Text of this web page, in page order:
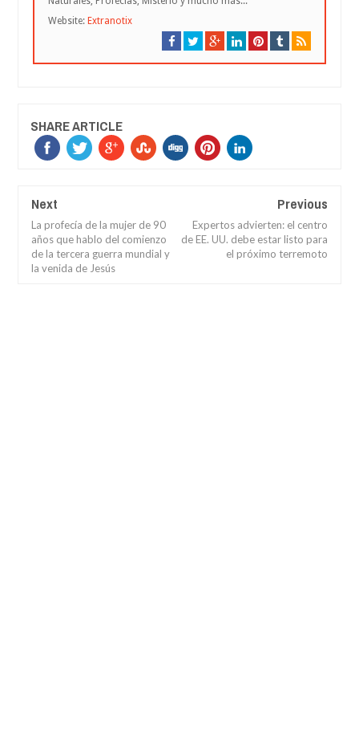
Website: Extranotix
SHARE ARTICLE
Next
La profecía de la mujer de 90
años que hablo del comienzo
de la tercera guerra mundial y
la venida de Jesús
Previous
Expertos advierten: el centro
de EE. UU. debe estar listo para
el próximo terremoto